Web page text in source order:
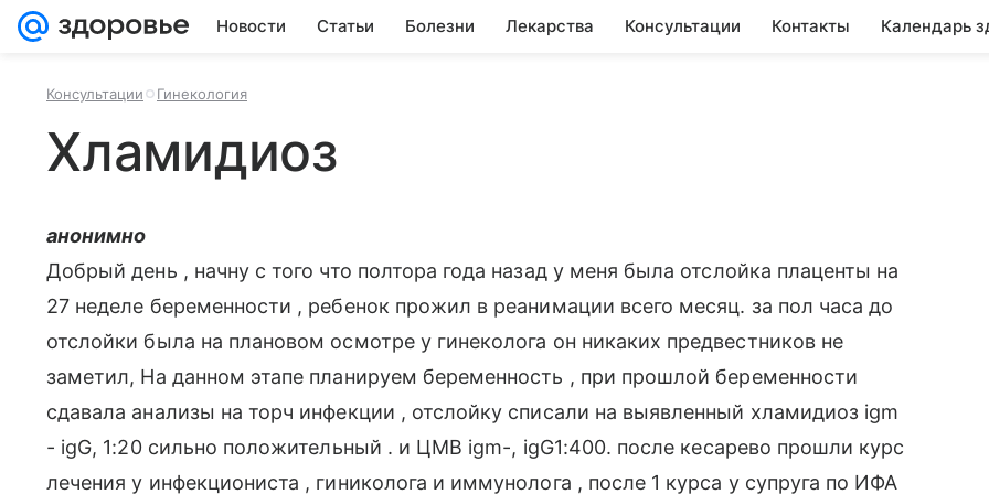
Новости Статьи Болезни Лекарства Консультации Контакты Календарь
Консультации Гинекология
Хламидиоз
анонимно
Добрый день , начну с того что полтора года назад у меня была отслойка плаценты на
27 неделе беременности , ребенок прожил в реанимации всего месяц. за пол часа до
отслойки была на плановом осмотре у гинеколога он никаких предвестников не
заметил, На данном этапе планируем беременность , при прошлой беременности
сдавала анализы на торч инфекции , отслойку списали на выявленный хламидиоз igm
- igG, 1:20 сильно положительный . и ЦМВ igm-, igG1:400. после кесарево прошли курс
лечения у инфекциониста , гиниколога и иммунолога , после 1 курса у супруга по ИФА